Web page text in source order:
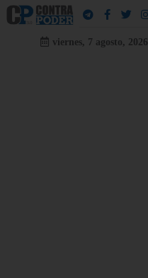
viernes, 7 agosto, 2026